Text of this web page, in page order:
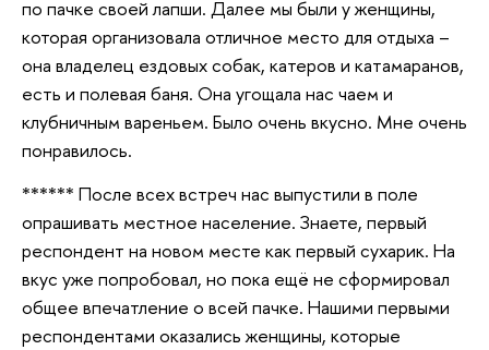
по пачке своей лапши. Далее мы были у женщины,
которая организовала отличное место для отдыха –
она владелец ездовых собак, катеров и катамаранов,
есть и полевая баня. Она угощала нас чаем и
клубничным вареньем. Было очень вкусно. Мне очень
понравилось.
****** После всех встреч нас выпустили в поле
опрашивать местное население. Знаете, первый
респондент на новом месте как первый сухарик. На
вкус уже попробовал, но пока ещё не сформировал
общее впечатление о всей пачке. Нашими первыми
респондентами оказались женщины, которые